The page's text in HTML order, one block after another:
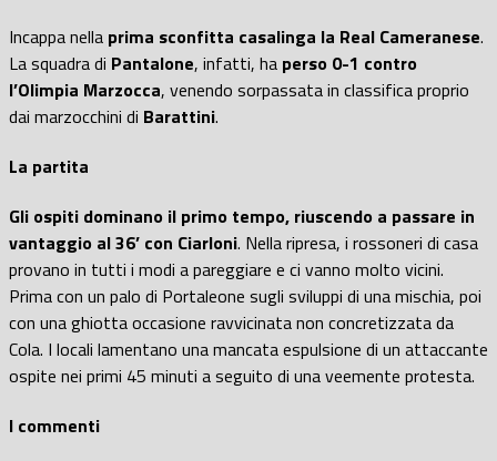
Incappa nella prima sconfitta casalinga la Real Cameranese.
La squadra di Pantalone, infatti, ha perso 0-1 contro
l’Olimpia Marzocca, venendo sorpassata in classifica proprio
dai marzocchini di Barattini.
La partita
Gli ospiti dominano il primo tempo, riuscendo a passare in
vantaggio al 36’ con Ciarloni. Nella ripresa, i rossoneri di casa
provano in tutti i modi a pareggiare e ci vanno molto vicini.
Prima con un palo di Portaleone sugli sviluppi di una mischia, poi
con una ghiotta occasione ravvicinata non concretizzata da
Cola. I locali lamentano una mancata espulsione di un attaccante
ospite nei primi 45 minuti a seguito di una veemente protesta.
I commenti